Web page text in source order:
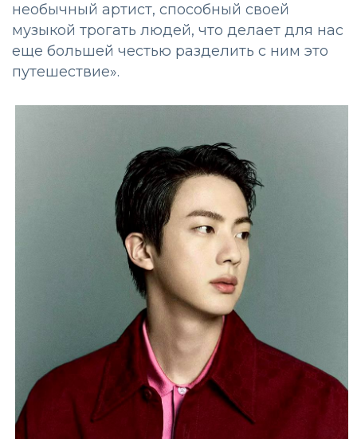
необычный артист, способный своей
музыкой трогать людей, что делает для нас
еще большей честью разделить с ним это
путешествие».